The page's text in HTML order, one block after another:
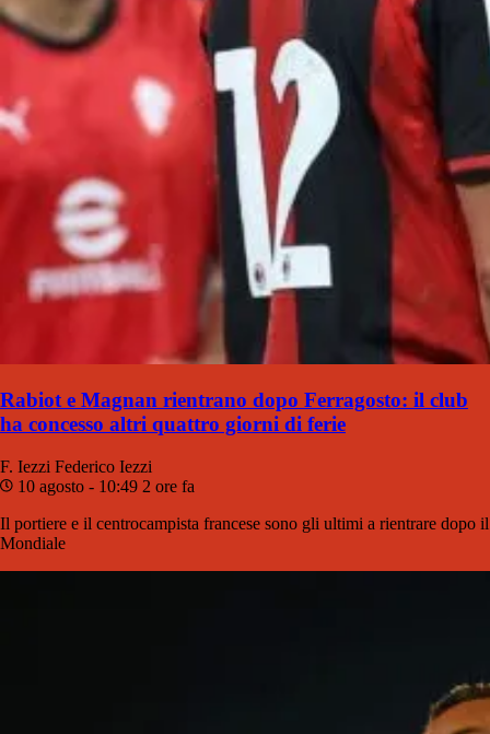
Rabiot e Magnan rientrano dopo Ferragosto: il club
ha concesso altri quattro giorni di ferie
F. Iezzi Federico Iezzi
10 agosto - 10:49 2 ore fa
Il portiere e il centrocampista francese sono gli ultimi a rientrare dopo il
Mondiale